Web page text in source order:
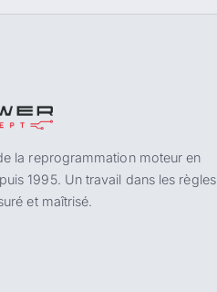
la reprogrammation moteur en
1995. Un travail dans les règles
et maîtrisé.